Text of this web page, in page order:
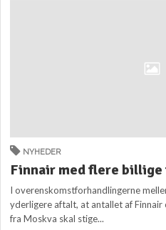
NYHEDER
Finnair med flere
I overenskomstforhandlingerne
yderligere aftalt, at antallet af
fra Moskva skal stige...